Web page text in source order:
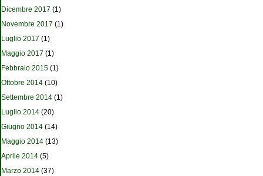
Dicembre 2017 (1)
Novembre 2017 (1)
Luglio 2017 (1)
Maggio 2017 (1)
Febbraio 2015 (1)
Ottobre 2014 (10)
Settembre 2014 (1)
Luglio 2014 (20)
Giugno 2014 (14)
Maggio 2014 (13)
Aprile 2014 (5)
Marzo 2014 (37)